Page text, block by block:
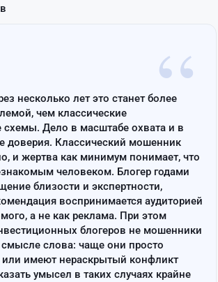
“
несколько лет это станет более
чем классические
Дело в масштабе охвата и в
доверия. Классический мошенник
и жертва как минимум понимает, что
человеком. Блогер годами
близости и экспертности,
воспринимается аудиторией
а не как реклама. При этом
блогеров не мошенники
слова: чаще они просто
или имеют нераскрытый конфликт
умысел в таких случаях крайне